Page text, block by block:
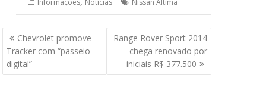
Navegação
de
Post
Chevrolet promove
Tracker com “passeio
digital”
Range Rover Sport 2014
chega renovado por
iniciais R$ 377.500